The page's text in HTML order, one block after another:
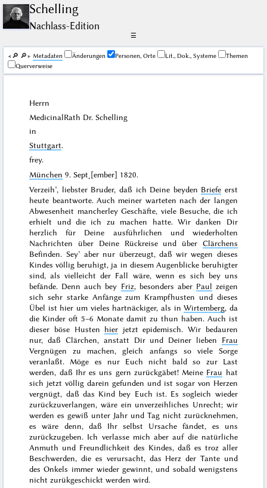
Schelling
Nachlass-Edition
☰
🔎︎ 🔎︎ Me­ta­da­ten Änderungen Personen, Orte Lit., Dok., Systeme
Themen
Querverweise
Herrn
MedicinalRath Dr. Schelling
in
Stuttgart.
frey.
München 9. Sept˖[ember] 1820.
Verzeih’, liebster Bruder, daß ich Deine beyden Briefe erst
heute beantworte. Auch meiner warteten nach der langen
Abwesenheit mancherley Geschäfte, viele Besuche, die ich
erhielt und die ich zu machen hatte. Wir danken Dir
herzlich für Deine ausführlichen und wiederholten
Nachrichten über Deine Rückreise und über Clärchens
Befinden. Sey’ aber nur überzeugt, daß wir wegen dieses
Kindes völlig beruhigt, ja in diesem Augenblicke beruhigter
sind, als vielleicht der Fall wäre, wenn es sich bey uns
befände. Denn auch bey Friz, besonders aber Paul zeigen
sich sehr starke Anfänge zum Krampfhusten und dieses
Übel ist hier um vieles hartnäckiger, als inWirtemberg, da
die Kinder oft 5–6 Monate damit zu thun haben. Auch ist
dieser böse Husten hier jetzt epidemisch. Wir bedauren
nur, daß Clärchen, anstatt Dir und Deiner lieben Frau
Vergnügen zu machen, gleich anfangs so viele Sorge
veranlaßt. Möge es nur Euch nicht bald so zur Last
werden, daß Ihr es uns gern zurückgäbet! Meine Frau hat
sich jetzt völlig darein gefunden und ist sogar von Herzen
vergnügt, daß das Kind bey Euch ist. Es sogleich wieder
zurückzuverlangen, wäre ein unverzeihliches Unrecht; wir
werden es gewiß unter Jahr und Tag nicht zurücknehmen,
es wäre denn, daß Ihr selbst Ursache fändet, es uns
zurückzugeben. Ich verlasse mich aber auf die natürliche
Anmuth und Freundlichkeit des Kindes, daß es troz aller
Beschwerden, die es verursacht, das Herz der Tante und
des Onkels immer wieder gewinnt, und sobald wenigstens
nicht zurükgeschicktwerden wird.